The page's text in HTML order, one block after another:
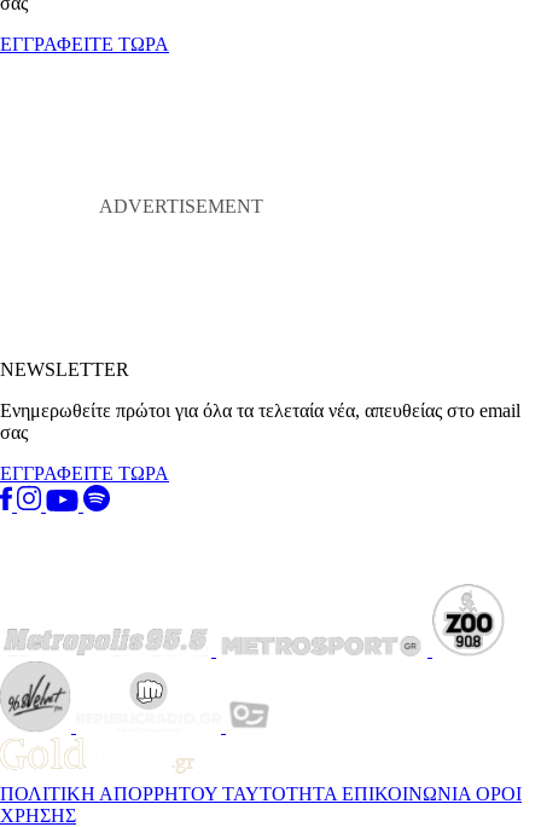
ΕΓΓΡΑΦΕΙΤΕ ΤΩΡΑ
NEWSLETTER
Ενημερωθείτε πρώτοι για όλα τα τελεταία νέα, απευθείας στο email
σας
ΕΓΓΡΑΦΕΙΤΕ ΤΩΡΑ
ΠΟΛΙΤΙΚΗ ΑΠΟΡΡΗΤΟΥ ΤΑΥΤΟΤΗΤΑ ΕΠΙΚΟΙΝΩΝΙΑ ΟΡΟΙ
ΧΡΗΣΗΣ